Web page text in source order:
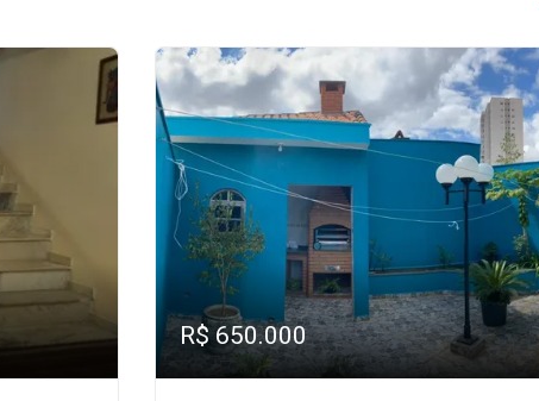
R$ 650.000